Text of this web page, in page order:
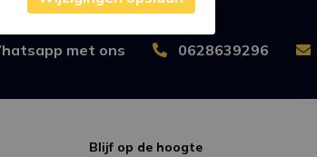
met ons 0628639296
Blijf op de hoogte